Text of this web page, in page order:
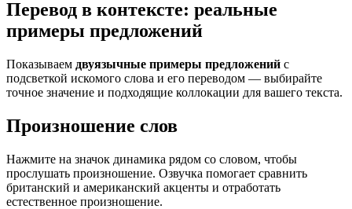
Перевод в контексте: реальные
примеры предложений
Показываем двуязычные примеры предложений с
подсветкой искомого слова и его переводом — выбирайте
точное значение и подходящие коллокации для вашего текста.
Произношение слов
Нажмите на значок динамика рядом со словом, чтобы
прослушать произношение. Озвучка помогает сравнить
британский и американский акценты и отработать
естественное произношение.